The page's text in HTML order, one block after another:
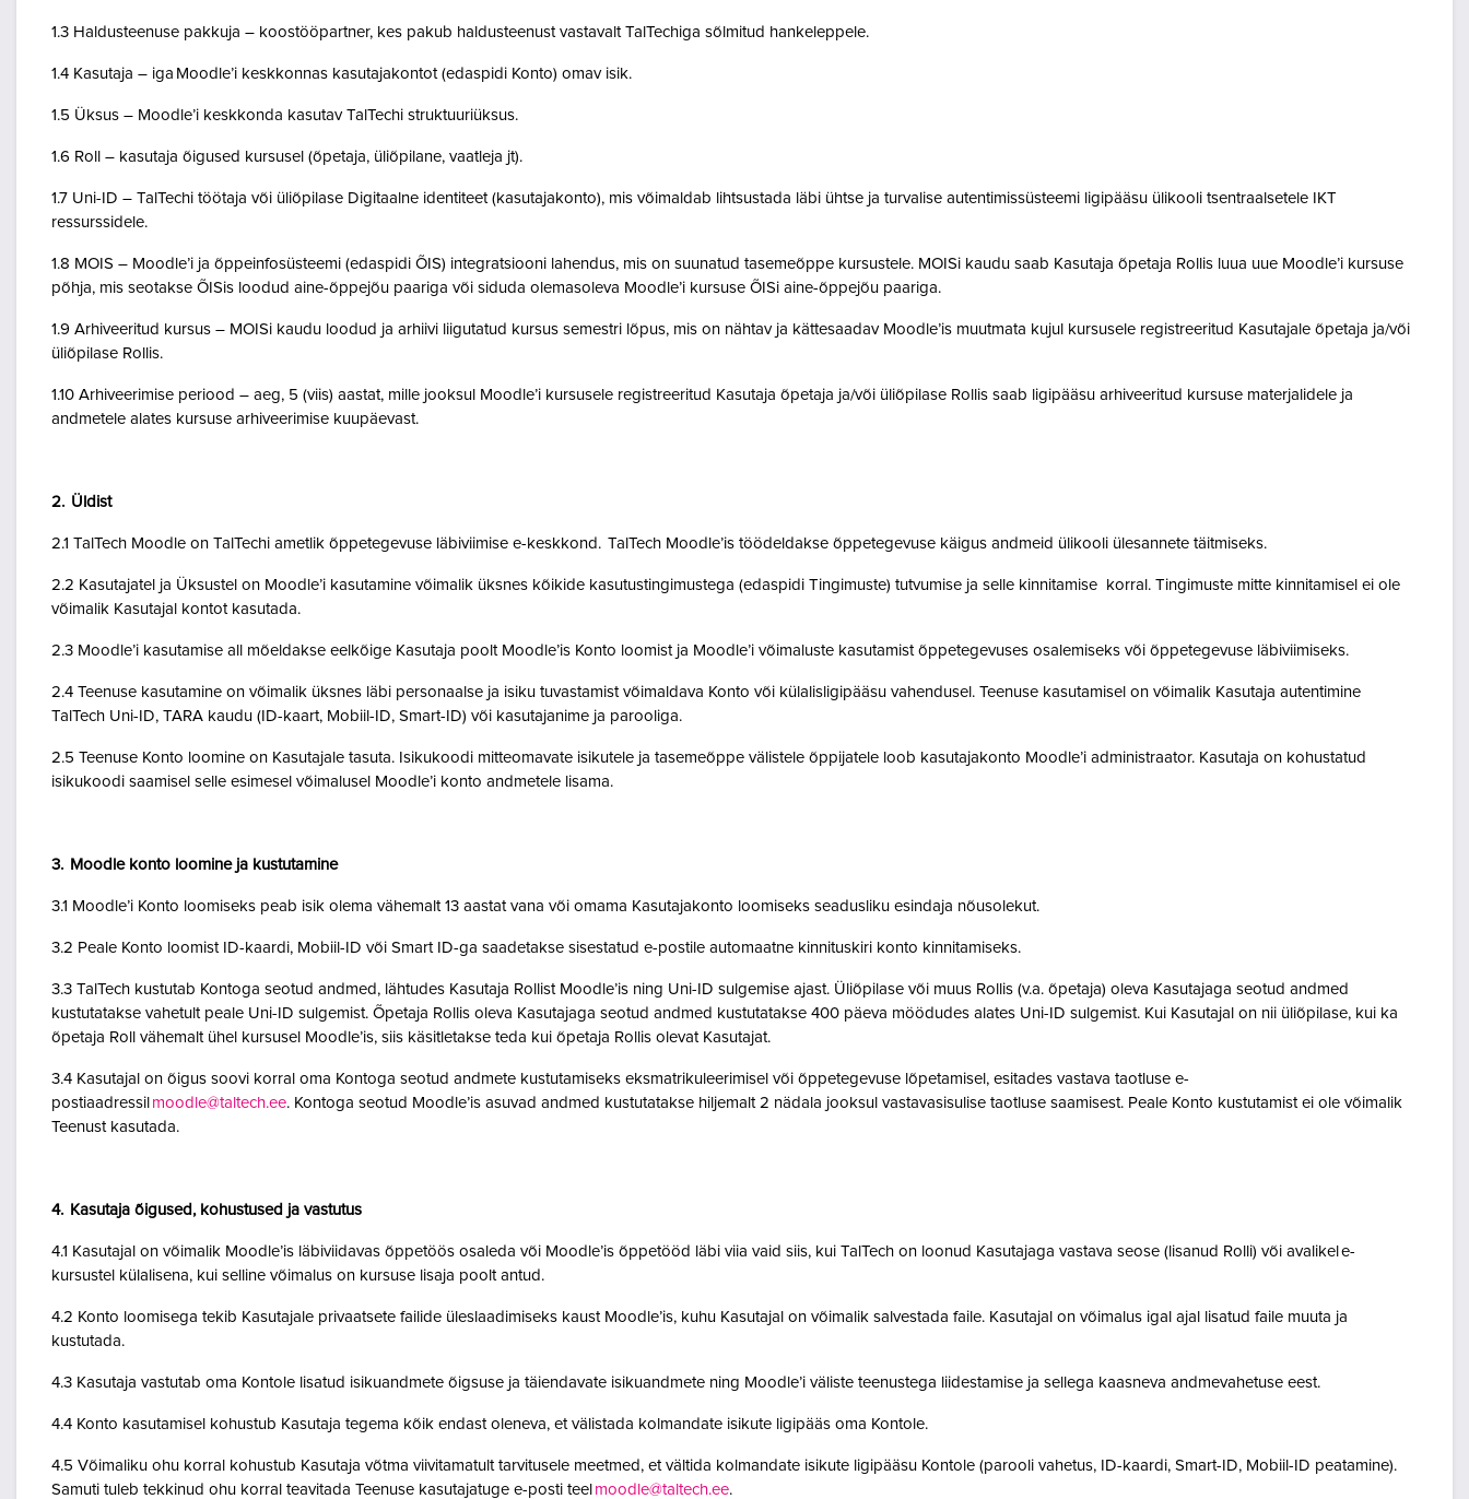
1.3 Haldusteenuse pakkuja – koostööpartner, kes pakub haldusteenust vastavalt TalTechiga sõlmitud hankeleppele.
1.4 Kasutaja – iga Moodle’i keskkonnas kasutajakontot (edaspidi Konto) omav isik.
1.5 Üksus – Moodle’i keskkonda kasutav TalTechi struktuuriüksus.
1.6 Roll – kasutaja õigused kursusel (õpetaja, üliõpilane, vaatleja jt).
1.7 Uni-ID – TalTechi töötaja või üliõpilase Digitaalne identiteet (kasutajakonto), mis võimaldab lihtsustada läbi ühtse ja turvalise autentimissüsteemi ligipääsu ülikooli tsentraalsetele IKT
ressurssidele.
1.8 MOIS – Moodle’i ja õppeinfosüsteemi (edaspidi ÕIS) integratsiooni lahendus, mis on suunatud tasemeõppe kursustele. MOISi kaudu saab Kasutaja õpetaja Rollis luua uue Moodle’i kursuse
põhja, mis seotakse ÕISis loodud aine-õppejõu paariga või siduda olemasoleva Moodle’i kursuse ÕISi aine-õppejõu paariga.
1.9 Arhiveeritud kursus – MOISi kaudu loodud ja arhiivi liigutatud kursus semestri lõpus, mis on nähtav ja kättesaadav Moodle’is muutmata kujul kursusele registreeritud Kasutajale õpetaja ja/või
üliõpilase Rollis.
1.10 Arhiveerimise periood – aeg, 5 (viis) aastat, mille jooksul Moodle’i kursusele registreeritud Kasutaja õpetaja ja/või üliõpilase Rollis saab ligipääsu arhiveeritud kursuse materjalidele ja
andmetele alates kursuse arhiveerimise kuupäevast.
2. Üldist
2.1 TalTech Moodle on TalTechi ametlik õppetegevuse läbiviimise e-keskkond. TalTech Moodle’is töödeldakse õppetegevuse käigus andmeid ülikooli ülesannete täitmiseks.
2.2 Kasutajatel ja Üksustel on Moodle’i kasutamine võimalik üksnes kõikide kasutustingimustega (edaspidi Tingimuste) tutvumise ja selle kinnitamise korral. Tingimuste mitte kinnitamisel ei ole
võimalik Kasutajal kontot kasutada.
2.3 Moodle’i kasutamise all mõeldakse eelkõige Kasutaja poolt Moodle’is Konto loomist ja Moodle’i võimaluste kasutamist õppetegevuses osalemiseks või õppetegevuse läbiviimiseks.
2.4 Teenuse kasutamine on võimalik üksnes läbi personaalse ja isiku tuvastamist võimaldava Konto või külalisligipääsu vahendusel. Teenuse kasutamisel on võimalik Kasutaja autentimine
TalTech Uni-ID, TARA kaudu (ID-kaart, Mobiil-ID, Smart-ID) või kasutajanime ja parooliga.
2.5 Teenuse Konto loomine on Kasutajale tasuta. Isikukoodi mitteomavate isikutele ja tasemeõppe välistele õppijatele loob kasutajakonto Moodle’i administraator. Kasutaja on kohustatud
isikukoodi saamisel selle esimesel võimalusel Moodle’i konto andmetele lisama.
3. Moodle konto loomine ja kustutamine
3.1 Moodle’i Konto loomiseks peab isik olema vähemalt 13 aastat vana või omama Kasutajakonto loomiseks seadusliku esindaja nõusolekut.
3.2 Peale Konto loomist ID-kaardi, Mobiil-ID või Smart ID-ga saadetakse sisestatud e-postile automaatne kinnituskiri konto kinnitamiseks.
3.3 TalTech kustutab Kontoga seotud andmed, lähtudes Kasutaja Rollist Moodle’is ning Uni-ID sulgemise ajast. Üliõpilase või muus Rollis (v.a. õpetaja) oleva Kasutajaga seotud andmed
kustutatakse vahetult peale Uni-ID sulgemist. Õpetaja Rollis oleva Kasutajaga seotud andmed kustutatakse 400 päeva möödudes alates Uni-ID sulgemist. Kui Kasutajal on nii üliõpilase, kui ka
õpetaja Roll vähemalt ühel kursusel Moodle’is, siis käsitletakse teda kui õpetaja Rollis olevat Kasutajat.
3.4 Kasutajal on õigus soovi korral oma Kontoga seotud andmete kustutamiseks eksmatrikuleerimisel või õppetegevuse lõpetamisel, esitades vastava taotluse e-
postiaadressil moodle@taltech.ee. Kontoga seotud Moodle’is asuvad andmed kustutatakse hiljemalt 2 nädala jooksul vastavasisulise taotluse saamisest. Peale Konto kustutamist ei ole võimalik
Teenust kasutada.
4. Kasutaja õigused, kohustused ja vastutus
4.1 Kasutajal on võimalik Moodle’is läbiviidavas õppetöös osaleda või Moodle’is õppetööd läbi viia vaid siis, kui TalTech on loonud Kasutajaga vastava seose (lisanud Rolli) või avalikel e-
kursustel külalisena, kui selline võimalus on kursuse lisaja poolt antud.
4.2 Konto loomisega tekib Kasutajale privaatsete failide üleslaadimiseks kaust Moodle’is, kuhu Kasutajal on võimalik salvestada faile. Kasutajal on võimalus igal ajal lisatud faile muuta ja
kustutada.
4.3 Kasutaja vastutab oma Kontole lisatud isikuandmete õigsuse ja täiendavate isikuandmete ning Moodle’i väliste teenustega liidestamise ja sellega kaasneva andmevahetuse eest.
4.4 Konto kasutamisel kohustub Kasutaja tegema kõik endast oleneva, et välistada kolmandate isikute ligipääs oma Kontole.
4.5 Võimaliku ohu korral kohustub Kasutaja võtma viivitamatult tarvitusele meetmed, et vältida kolmandate isikute ligipääsu Kontole (parooli vahetus, ID-kaardi, Smart-ID, Mobiil-ID peatamine).
Samuti tuleb tekkinud ohu korral teavitada Teenuse kasutajatuge e-posti teel moodle@taltech.ee.